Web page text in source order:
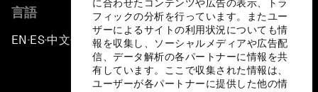
に合わせたコンテンツや広告の表示、トラ
フィックの分析を行っています。またユー
ザーによるサイトの利用状況についても情
報を収集し、ソーシャルメディアや広告配
信、データ解析の各パートナーに情報を共
有しています。ここで収集された情報は、
ユーザーが各パートナーに提供した他の情
言語
EN ▪ES▪中文▪ 日本語